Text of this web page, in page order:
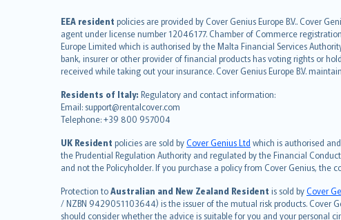
EEA resident policies are provided by Cover Genius Europe B.V.. Cover
agent under license number 12046177. Chamber of Commerce
Europe Limited which is authorised by the Malta Financial Services
bank, insurer or other provider of financial products has voting rights or
received while taking out your insurance. Cover Genius Europe B.V.
Residents of Italy: Regulatory and contact information:
Email: support@rentalcover.com
Telephone: +39 800 957004
UK Resident policies are sold byCover Genius Ltd which is authorised
the Prudential Regulation Authority and regulated by the Financial
and not the Policyholder. If you purchase a policy from Cover Genius, the
Protection toAustralian and New Zealand Resident is sold byCover
/ NZBN 9429051103644) is the issuer of the mutual risk products. Cover
should consider whether the advice is suitable for you and your personal
English (UK)
English (US)
Deutsch
français
Nederlands
español
italiano
简体中文
繁體中文
Português
polski
עברית